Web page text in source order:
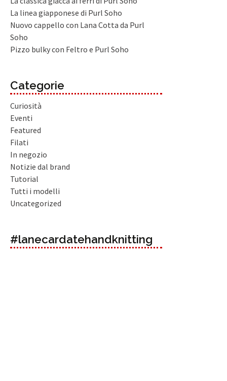
La linea giapponese di Purl Soho
Nuovo cappello con Lana Cotta da Purl
Soho
Pizzo bulky con Feltro e Purl Soho
Categorie
Curiosità
Eventi
Featured
Filati
In negozio
Notizie dal brand
Tutorial
Tutti i modelli
Uncategorized
#lanecardatehandknitting